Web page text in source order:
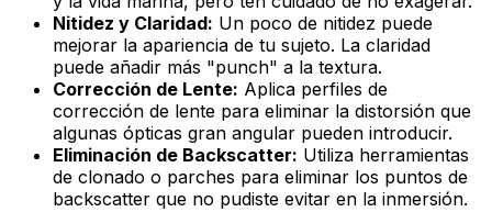
Nitidez y Claridad: Un poco de nitidez puede
mejorar la apariencia de tu sujeto. La claridad
puede añadir más "punch" a la textura.
Corrección de Lente: Aplica perfiles de
corrección de lente para eliminar la distorsión que
algunas ópticas gran angular pueden introducir.
Eliminación de Backscatter: Utiliza herramientas
de clonado o parches para eliminar los puntos de
backscatter que no pudiste evitar en la inmersión.